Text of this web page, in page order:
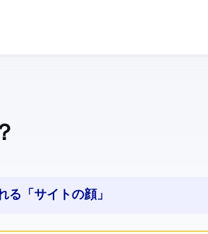
る「サイトの顔」